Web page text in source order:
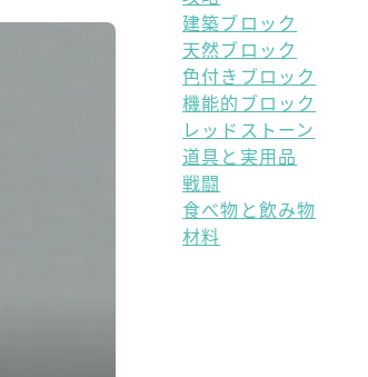
建築ブロック
天然ブロック
色付きブロック
機能的ブロック
レッドストーン
道具と実用品
戦闘
食べ物と飲み物
材料